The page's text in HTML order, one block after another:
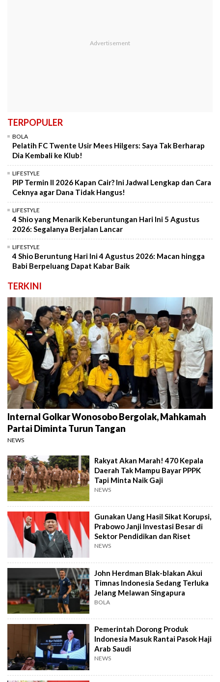
TERPOPULER
BOLA
Pelatih FC Twente Usir Mees Hilgers: Saya Tak Berharap
Dia Kembali ke Klub!
LIFESTYLE
PIP Termin II 2026 Kapan Cair? Ini Jadwal Lengkap dan Cara
Ceknya agar Dana Tidak Hangus!
LIFESTYLE
4 Shio yang Menarik Keberuntungan Hari Ini 5 Agustus
2026: Segalanya Berjalan Lancar
LIFESTYLE
4 Shio Beruntung Hari Ini 4 Agustus 2026: Macan hingga
Babi Berpeluang Dapat Kabar Baik
TERKINI
Internal Golkar Wonosobo Bergolak, Mahkamah
Partai Diminta Turun Tangan
NEWS
Rakyat Akan Marah! 470 Kepala
Daerah Tak Mampu Bayar PPPK
Tapi Minta Naik Gaji
NEWS
Gunakan Uang Hasil Sikat Korupsi,
Prabowo Janji Investasi Besar di
Sektor Pendidikan dan Riset
NEWS
John Herdman Blak-blakan Akui
Timnas Indonesia Sedang Terluka
Jelang Melawan Singapura
BOLA
Pemerintah Dorong Produk
Indonesia Masuk Rantai Pasok Haji
Arab Saudi
NEWS